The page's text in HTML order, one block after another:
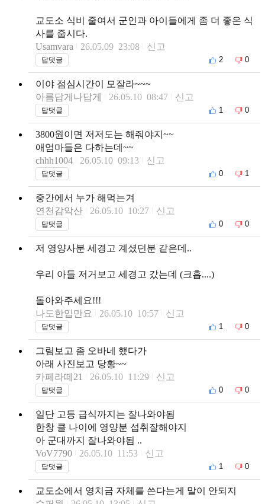
교도소 식비 줄여서 군인과 아이들에게 좀 더 좋은 식
사를 줍시다.
Usamvara
26.05.09 23:08 신고
답댓글 2 0
이야 점심시간이 모잘라~~~
아름답게나답게
26.05.10 08:47 신고
답댓글 1 0
3800원이면 저저도는 해줘야지~~
애엄마들은 다하는데~~
chhh1004
26.05.10 09:13 신고
답댓글 0 1
중간에서 누가 해먹는겨
연천감악산
26.05.10 10:27 신고
답댓글 0 0
저 영양사분 세경고 계셨던분 같은데..
우리 아들 저거보고 세경고 갔는데 (크흡....)
돌아와주세요!!!
나도한입만요
26.05.10 10:57 신고
답댓글 1 0
그림보고 좀 오바네 했다가
아래 사진보고 당황~~
카페라떼21
26.05.10 11:29 신고
답댓글 0 0
일단 고등 급식까지는 잘나와야됨
한창 클 나이에 영양분 섭취잘해야지
아 군대까지 잘나와야됨 ..
VoV7790
26.05.10 11:53 신고
답댓글 1 0
교도소에서 영치금 자체를 쓴다는게 말이 안되지